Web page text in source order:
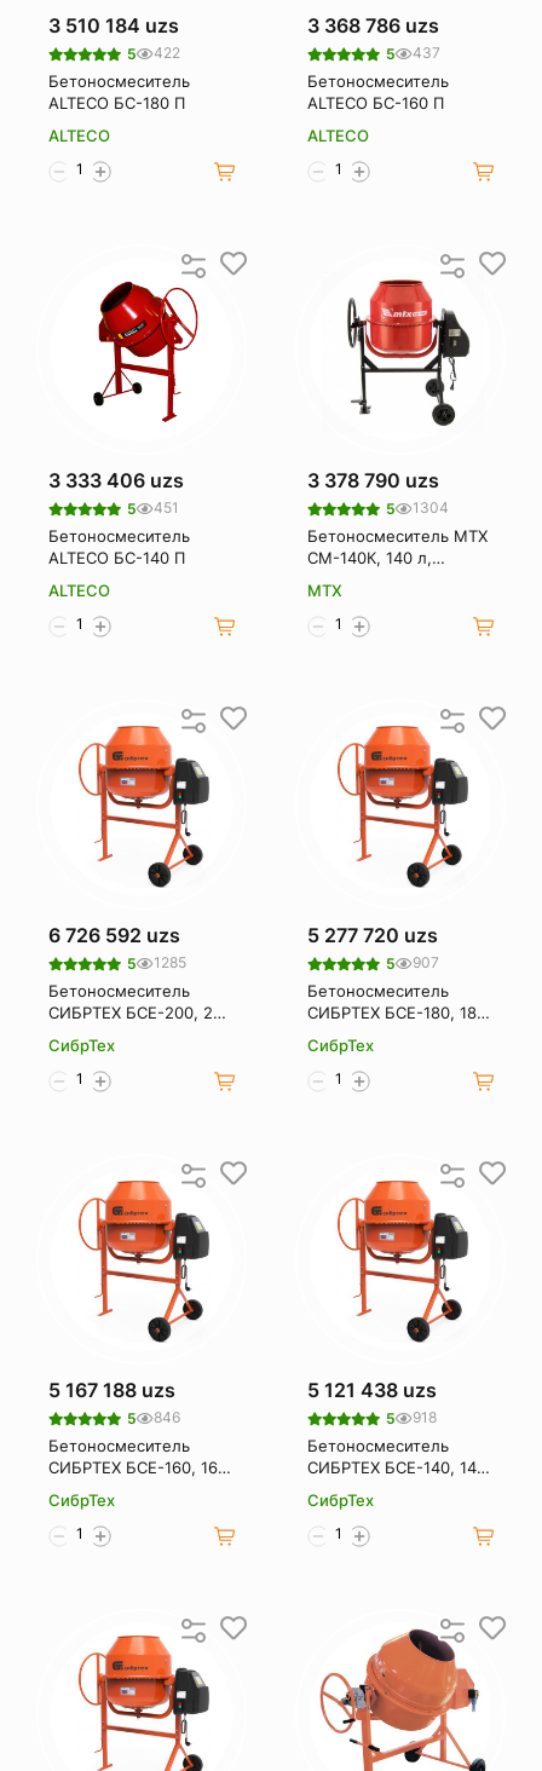
3 510 184 uzs
5 422
Бетоносмеситель
ALTECO БС-180 П
ALTECO
3 368 786 uzs
5 437
Бетоносмеситель
ALTECO БС-160 П
ALTECO
3 333 406 uzs
5 451
Бетоносмеситель
ALTECO БС-140 П
ALTECO
3 378 790 uzs
5 1304
Бетоносмеситель MTX
СМ-140К, 140 л,
95482
MTX
6 726 592 uzs
5 1285
Бетоносмеситель
СИБРТЕХ БСЕ-200, 200
СибрТех
5 277 720 uzs
5 907
Бетоносмеситель
СИБРТЕХ БСЕ-180, 180
СибрТех
5 167 188 uzs
5 846
Бетоносмеситель
СИБРТЕХ БСЕ-160, 160
СибрТех
5 121 438 uzs
5 918
Бетоносмеситель
СИБРТЕХ БСЕ-140, 140
СибрТех